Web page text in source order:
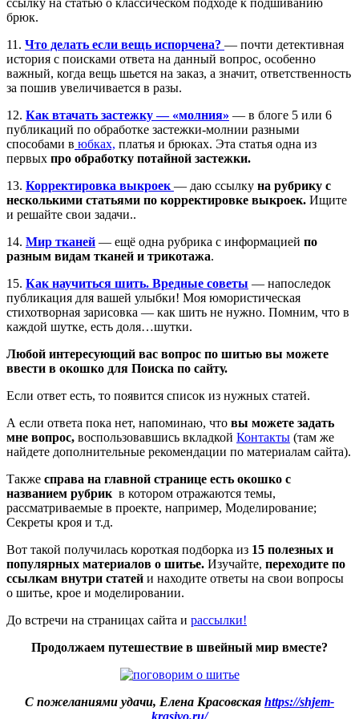
брюк.
11. Что делать если вещь испорчена? — почти детективная
история с поисками ответа на данный вопрос, особенно
важный, когда вещь шьется на заказ, а значит, ответственность
за пошив увеличивается в разы.
12. Как втачать застежку — «молния» — в блоге 5 или 6
публикаций по обработке застежки-молнии разными
способами в юбках, платья и брюках. Эта статья одна из
первых про обработку потайной застежки.
13. Корректировка выкроек — даю ссылку на рубрику с
несколькими статьями по корректировке выкроек. Ищите
и решайте свои задачи..
14. Мир тканей — ещё одна рубрика с информацией по
разным видам тканей и трикотажа.
15. Как научиться шить. Вредные советы — напоследок
публикация для вашей улыбки! Моя юмористическая
стихотворная зарисовка — как шить не нужно. Помним, что в
каждой шутке, есть доля…шутки.
Любой интересующий вас вопрос по шитью вы можете
ввести в окошко для Поиска по сайту.
Если ответ есть, то появится список из нужных статей.
А если ответа пока нет, напоминаю, что вы можете задать
мне вопрос, воспользовавшись вкладкой Контакты (там же
найдете дополнительные рекомендации по материалам сайта).
Также справа на главной странице есть окошко с
названием рубрик в котором отражаются темы,
рассматриваемые в проекте, например, Моделирование;
Секреты кроя и т.д.
Вот такой получилась короткая подборка из 15 полезных и
популярных материалов о шитье. Изучайте, переходите по
ссылкам внутри статей и находите ответы на свои вопросы
о шитье, крое и моделировании.
До встречи на страницах сайта и рассылки!
Продолжаем путешествие в швейный мир вместе?
С пожеланиями удачи, Елена Красовская https://shjem-
krasivo.ru/